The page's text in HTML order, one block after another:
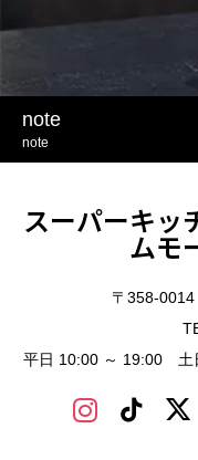
note
note
スーパーキ
ムモ
〒358-
平日 10:00 ～ 19:00